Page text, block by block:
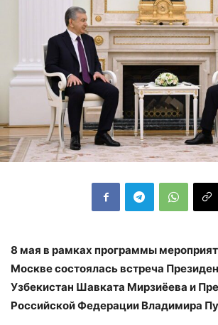
8 мая в рамках программы
Москве состоялась встреча
Узбекистан Шавката Мирзиёева и
Российской Федерации Владимира